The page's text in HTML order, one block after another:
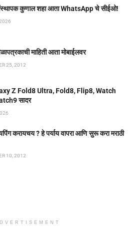
कुणाल शहा आता WhatsApp चे सीईओ!
माहिती आता मोबाईलवर
25, 2012
Z Fold8 Ultra, Fold8, Flip8, Watch
सादर
करायचय ? हे पर्याय वापरा आणि सुरू करा मराठी
10, 2012